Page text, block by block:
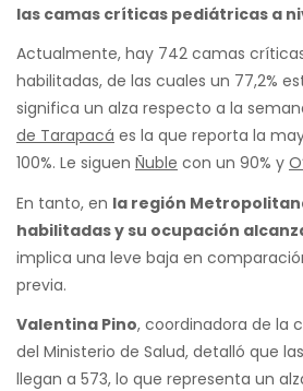
las camas críticas pediátricas a
Actualmente, hay 742 camas
habilitadas, de las cuales un 77,2%
significa un alza respecto a la
de Tarapacá es la que reporta la
100%. Le siguen Ñuble con un 90% y
En tanto, en la región
habilitadas y su ocupación
implica una leve baja en
previa.
Valentina Pino, coordinadora de la
del Ministerio de Salud, detalló que
llegan a 573, lo que representa un